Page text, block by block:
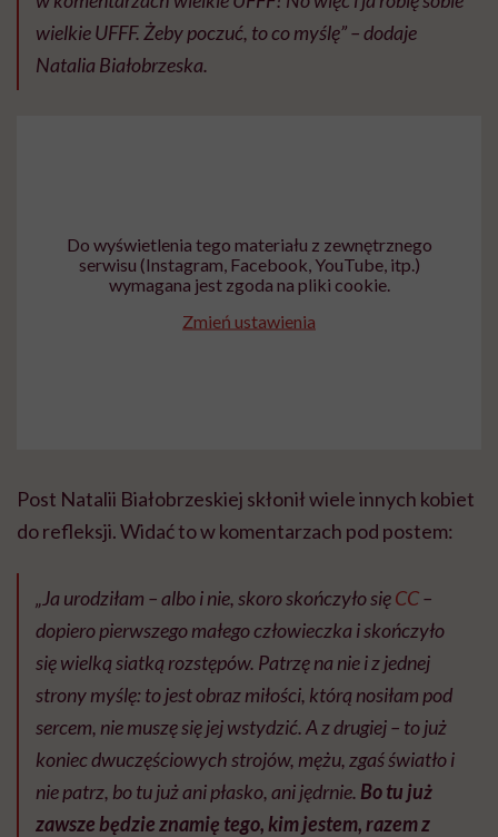
wielkie UFFF. Żeby poczuć, to co myślę” – dodaje
Natalia Białobrzeska.
Do wyświetlenia tego materiału z zewnętrznego
serwisu (Instagram, Facebook, YouTube, itp.)
wymagana jest zgoda na pliki cookie.
Zmień ustawienia
Post Natalii Białobrzeskiej skłonił wiele innych kobiet
do refleksji. Widać to w komentarzach pod postem:
„Ja urodziłam – albo i nie, skoro skończyło sięCC–
dopiero pierwszego małego człowieczka i skończyło
się wielką siatką rozstępów. Patrzę na nie i z jednej
strony myślę: to jest obraz miłości, którą nosiłam pod
sercem, nie muszę się jej wstydzić. A z drugiej – to już
koniec dwuczęściowych strojów, mężu, zgaś światło i
nie patrz, bo tu już ani płasko, ani jędrnie. Bo tu już
zawsze będzie znamię tego, kim jestem, razem z